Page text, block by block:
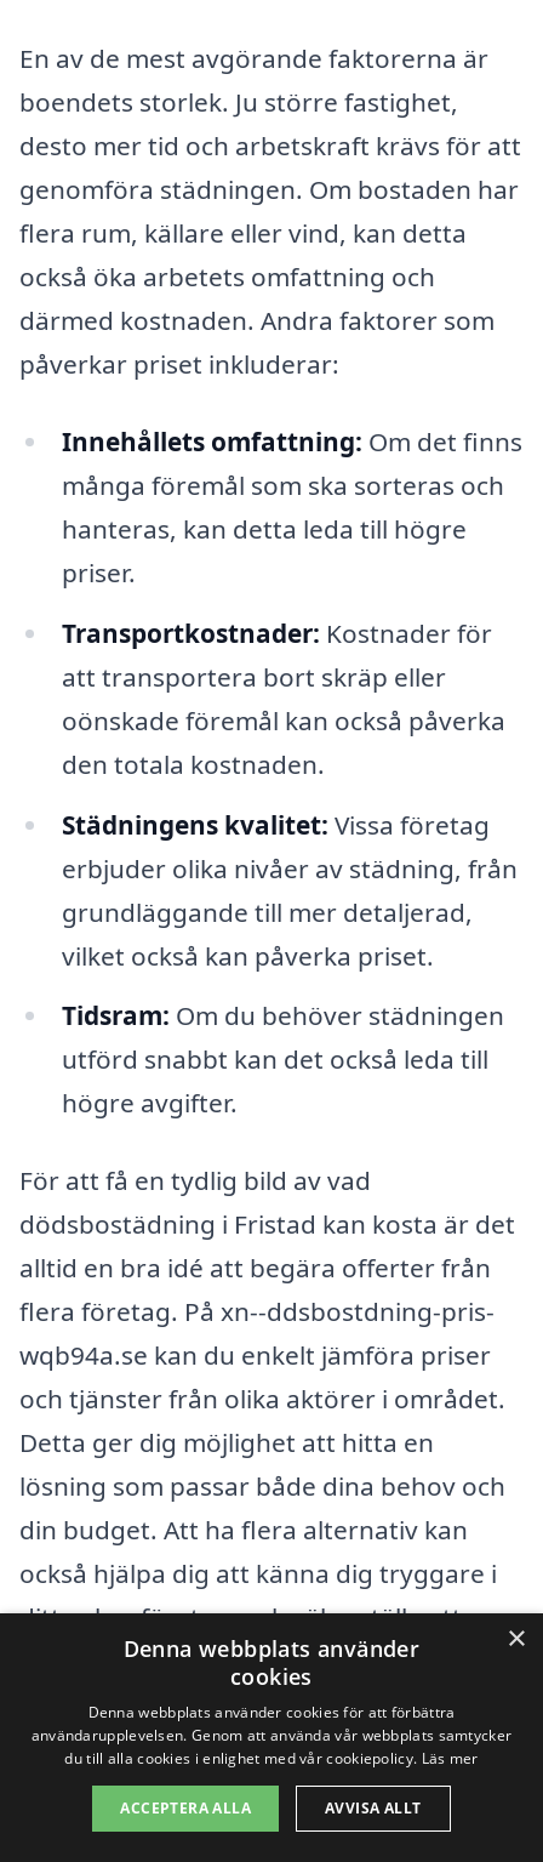
En av de mest avgörande faktorerna är
boendets storlek. Ju större fastighet,
desto mer tid och arbetskraft krävs för att
genomföra städningen. Om bostaden har
flera rum, källare eller vind, kan detta
också öka arbetets omfattning och
därmed kostnaden. Andra faktorer som
påverkar priset inkluderar:
Innehållets omfattning: Om det finns
många föremål som ska sorteras och
hanteras, kan detta leda till högre
priser.
Transportkostnader: Kostnader för
att transportera bort skräp eller
oönskade föremål kan också påverka
den totala kostnaden.
Städningens kvalitet: Vissa företag
erbjuder olika nivåer av städning, från
grundläggande till mer detaljerad,
vilket också kan påverka priset.
Tidsram: Om du behöver städningen
utförd snabbt kan det också leda till
högre avgifter.
För att få en tydlig bild av vad
dödsbostädning i Fristad kan kosta är det
alltid en bra idé att begära offerter från
flera företag. På xn--ddsbostdning-pris-
wqb94a.se kan du enkelt jämföra priser
och tjänster från olika aktörer i området.
Detta ger dig möjlighet att hitta en
lösning som passar både dina behov och
din budget. Att ha flera alternativ kan
också hjälpa dig att känna dig tryggare i
ditt val av företag, och säkerställa att
städningen utförs professionellt och med
respekt för den avlidnes egendom och
minne.
Få 3 erbjudanden, gratis och utan
×
Denna webbplats använder
cookies
Denna webbplats använder cookies för att förbättra
användarupplevelsen. Genom att använda vår webbplats samtycker
du till alla cookies i enlighet med vår cookiepolicy. Läs mer
ACCEPTERA ALLA AVVISA ALLT